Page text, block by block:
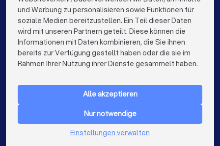
Finanzberater in Duisburg
Finanzberater in Bochum
Finanzberater in Wuppertal
Finanzberater in Bielefeld
Finanzberater in Bonn
info@trustlocal.de
FÜR PRIVATPERSONEN
Niederlande
und Werbung zu personalisieren sowie Funktionen für
soziale Medien bereitzustellen. Ein Teil dieser Daten
wird mit unseren Partnern geteilt. Diese können die
Informationen mit Daten kombinieren, die Sie ihnen
bereits zur Verfügung gestellt haben oder die sie im
Rahmen Ihrer Nutzung ihrer Dienste gesammelt haben.
Alle akzeptieren
Nur notwendige
Einstellungen verwalten